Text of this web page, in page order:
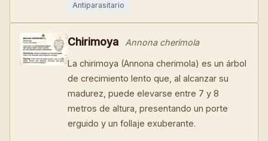
Antiparasitario
Chirimoya Annona cherimola
La chirimoya (Annona cherimola) es un árbol
de crecimiento lento que, al alcanzar su
madurez, puede elevarse entre 7 y 8
metros de altura, presentando un porte
erguido y un follaje exuberante.